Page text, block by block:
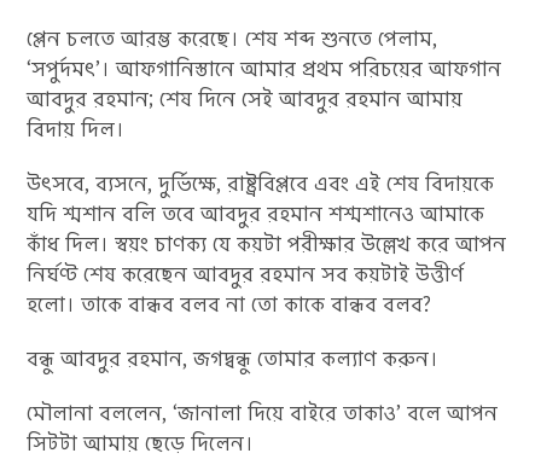
প্লেন চলতে আরম্ভ করেছে। শেষ শব্দ শুনতে পেলাম,
‘সপুর্দমৎ’। আফগানিস্তানে আমার প্রথম পরিচয়ের আফগান
আবদুর রহমান; শেষ দিনে সেই আবদুর রহমান আমায়
বিদায় দিল।
উৎসবে, ব্যসনে, দুর্ভিক্ষে, রাষ্ট্রবিপ্লবে এবং এই শেষ বিদায়কে
যদি শ্মশান বলি তবে আবদুর রহমান শশ্মশানেও আমাকে
কাঁধ দিল। স্বয়ং চাণক্য যে কয়টা পরীক্ষার উল্লেখ করে আপন
নির্ঘণ্ট শেষ করেছেন আবদুর রহমান সব কয়টাই উত্তীর্ণ
হলো। তাকে বান্ধব বলব না তো কাকে বান্ধব বলব?
বন্ধু আবদুর রহমান, জগদ্বন্ধু তোমার কল্যাণ করুন।
মৌলানা বললেন, ‘জানালা দিয়ে বাইরে তাকাও’ বলে আপন
সিটটা আমায় ছেড়ে দিলেন।